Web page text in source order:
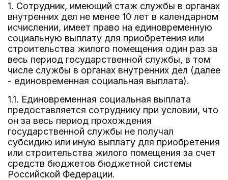
1. Сотрудник, имеющий стаж службы в органах
внутренних дел не менее 10 лет в календарном
исчислении, имеет право на единовременную
социальную выплату для приобретения или
строительства жилого помещения один раз за
весь период государственной службы, в том
числе службы в органах внутренних дел (далее
- единовременная социальная выплата).
1.1. Единовременная социальная выплата
предоставляется сотруднику при условии, что
он за весь период прохождения
государственной службы не получал
субсидию или иную выплату для приобретения
или строительства жилого помещения за счет
средств бюджетов бюджетной системы
Российской Федерации.